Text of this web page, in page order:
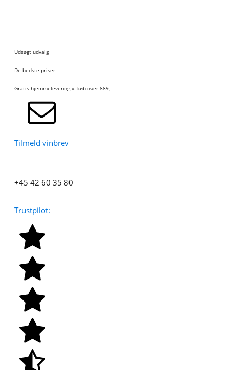
Udsøgt udvalg
De bedste priser
Gratis hjemmelevering v. køb over 889,-
Tilmeld vinbrev
+45 42 60 35 80
Trustpilot: